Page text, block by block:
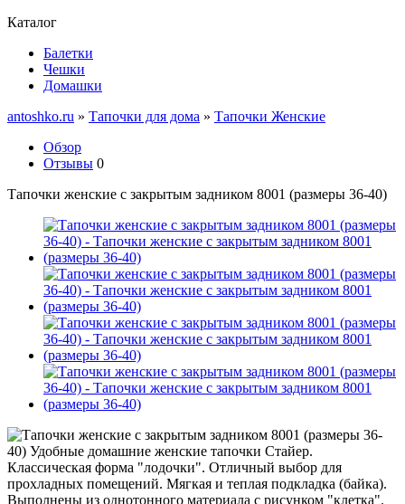
Каталог
Балетки
Чешки
Домашки
antoshko.ru » Тапочки для дома » Тапочки Женские
Обзор
Отзывы 0
Тапочки женские с закрытым задником 8001 (размеры 36-40)